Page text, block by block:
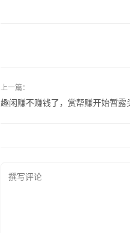
上一篇：
趣闲赚不赚钱了，赏帮赚开始暂露